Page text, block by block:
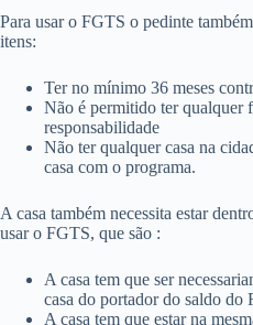
Para usar o FGTS o pedinte
itens:
Ter no mínimo 36 meses
Não é permitido ter qualquer
responsabilidade
Não ter qualquer casa na
casa com o programa.
A casa também necessita estar
usar o FGTS, que são :
A casa tem que ser
casa do portador do saldo do
A casa tem que estar na